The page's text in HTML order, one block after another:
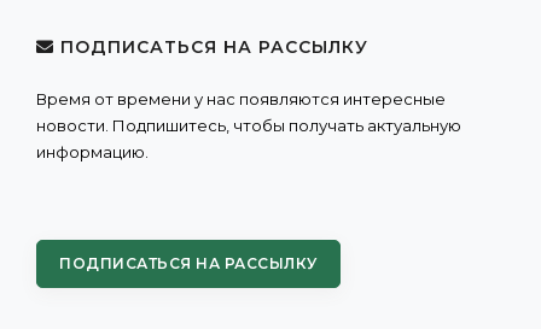
ПОДПИСАТЬСЯ НА РАССЫЛКУ
Время от времени у нас появляются интересные
новости. Подпишитесь, чтобы получать актуальную
информацию.
ПОДПИСАТЬСЯ НА РАССЫЛКУ